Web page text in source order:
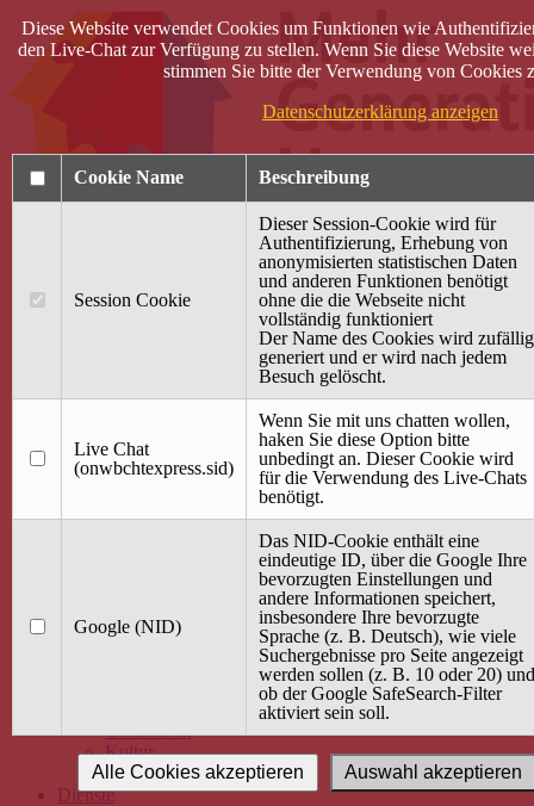
40 Jahre Mütterzentrum
Terminkalender
Gemeinsam aktiv
Gemeinsam unterwegs
wirFAIRändern
Angebot / Kurs suchen
Babybauch & Elternschaft
Gesundheit
Kultur
Alle Kurse
Dienste
Diese Website verwendet Cookies um Funktionen wie
den Live-Chat zur Verfügung zu stellen. Wenn Sie diese Website
stimmen Sie bitte der Verwendung von Cookies
Datenschutzerklärung anzeigen
Cookie Name Beschreibung
Session Cookie
Dieser Session-Cookie wird für
Authentifizierung, Erhebung von
anonymisierten statistischen Daten
und anderen Funktionen benötigt
ohne die die Webseite nicht
vollständig funktioniert
Der Name des Cookies wird zufällig
generiert und er wird nach jedem
Besuch gelöscht.
Live Chat
(onwbchtexpress.sid)
Wenn Sie mit uns chatten wollen,
haken Sie diese Option bitte
unbedingt an. Dieser Cookie wird
für die Verwendung des Live-Chats
benötigt.
Google (NID)
Das NID-Cookie enthält eine
eindeutige ID, über die Google Ihre
bevorzugten Einstellungen und
andere Informationen speichert,
insbesondere Ihre bevorzugte
Sprache (z. B. Deutsch), wie viele
Suchergebnisse pro Seite angezeigt
werden sollen (z. B. 10 oder 20) und
ob der Google SafeSearch-Filter
aktiviert sein soll.
Auswahl akzeptieren
Alle Cookies akzeptieren